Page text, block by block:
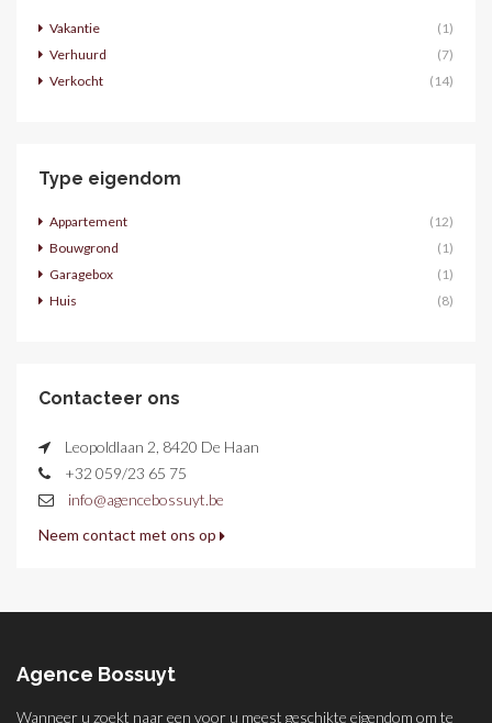
Vakantie
(1)
Verhuurd
(7)
Verkocht
(14)
Type eigendom
Appartement
(12)
Bouwgrond
(1)
Garagebox
(1)
Huis
(8)
Contacteer ons
Leopoldlaan 2, 8420 De Haan
+32 059/23 65 75
info@agencebossuyt.be
Neem contact met ons op
Agence Bossuyt
Wanneer u zoekt naar een voor u meest geschikte eigendom om te